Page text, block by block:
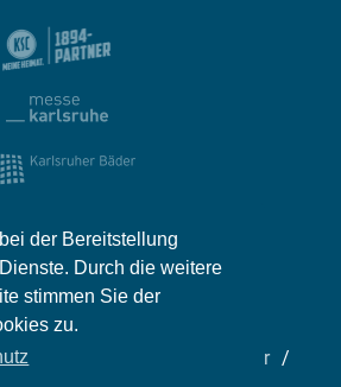
der Bereitstellung
Durch die weitere
stimmen Sie der
zu.
Partner